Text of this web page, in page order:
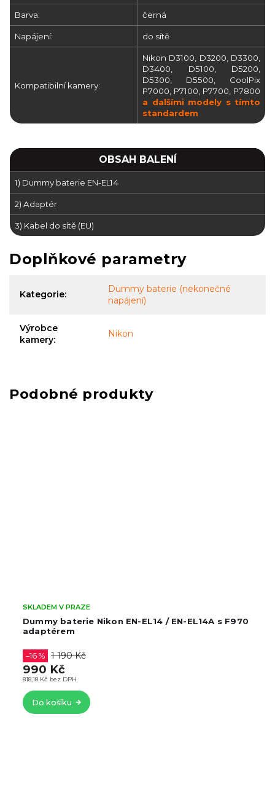
Barva: černá
Napájení: do sítě
Kompatibilní kamery:
Nikon D3100, D3200, D3300,
D3400, D5100, D5200,
D5300, D5500, CoolPix
P7000, P7100, P7700, P7800
a dalšími modely s tímto
standardem
OBSAH BALENÍ
1) Dummy baterie EN-EL14
2) Adaptér
3) Kabel do sítě (EU)
Doplňkové parametry
Kategorie:
Dummy baterie (nekonečné
napájení)
Výrobce
kamery:
Nikon
Dummy baterie Nikon EN-EL14 / EN-EL14A s F970
adaptérem
SKLADEM V PRAZE
818,18 Kč bez DPH
–16 % 1 190 Kč
990 Kč
Do košíku